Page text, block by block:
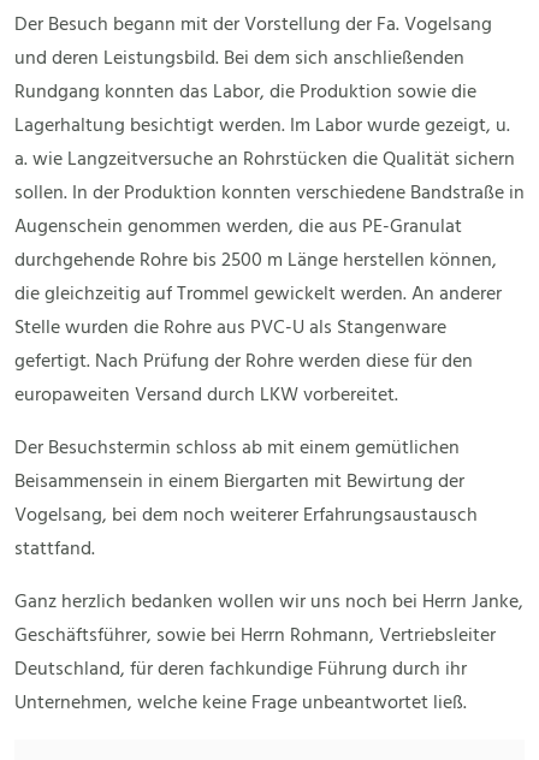
Der Besuch begann mit der Vorstellung der Fa. Vogelsang
und deren Leistungsbild. Bei dem sich anschließenden
Rundgang konnten das Labor, die Produktion sowie die
Lagerhaltung besichtigt werden. Im Labor wurde gezeigt, u.
a. wie Langzeitversuche an Rohrstücken die Qualität sichern
sollen. In der Produktion konnten verschiedene Bandstraße in
Augenschein genommen werden, die aus PE-Granulat
durchgehende Rohre bis 2500 m Länge herstellen können,
die gleichzeitig auf Trommel gewickelt werden. An anderer
Stelle wurden die Rohre aus PVC-U als Stangenware
gefertigt. Nach Prüfung der Rohre werden diese für den
europaweiten Versand durch LKW vorbereitet.
Der Besuchstermin schloss ab mit einem gemütlichen
Beisammensein in einem Biergarten mit Bewirtung der
Vogelsang, bei dem noch weiterer Erfahrungsaustausch
stattfand.
Ganz herzlich bedanken wollen wir uns noch bei Herrn Janke,
Geschäftsführer, sowie bei Herrn Rohmann, Vertriebsleiter
Deutschland, für deren fachkundige Führung durch ihr
Unternehmen, welche keine Frage unbeantwortet ließ.